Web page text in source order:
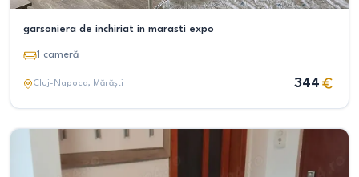
garsoniera de inchiriat in marasti expo
1 cameră
Cluj-Napoca, Mărăști 344